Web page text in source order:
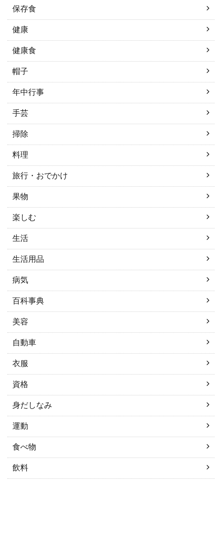
保存食
健康
健康食
帽子
年中行事
手芸
掃除
料理
旅行・おでかけ
果物
楽しむ
生活
生活用品
病気
百科事典
美容
自動車
衣服
資格
身だしなみ
運動
食べ物
飲料